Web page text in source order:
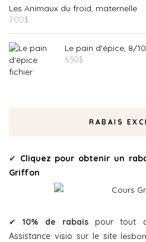
Les Animaux du froid, maternelle
7.00$
Le pain d'épice, 8/
6.50$
RABAIS
✔ Cliquez pour obtenir un
Griffon
✔10% de rabaispour tout
Assistance visio sur le site